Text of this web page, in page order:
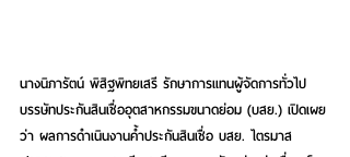
นางนิภารัตน์ พิสิฐพิทยเสรี รักษาการแทนผู้จัดการทั่วไป
บรรษัทประกันสินเชื่ออุตสาหกรรมขนาดย่อม (บสย.) เปิดเผย
ว่า ผลการดำเนินงานค้ำประกันสินเชื่อ บสย. ไตรมาส